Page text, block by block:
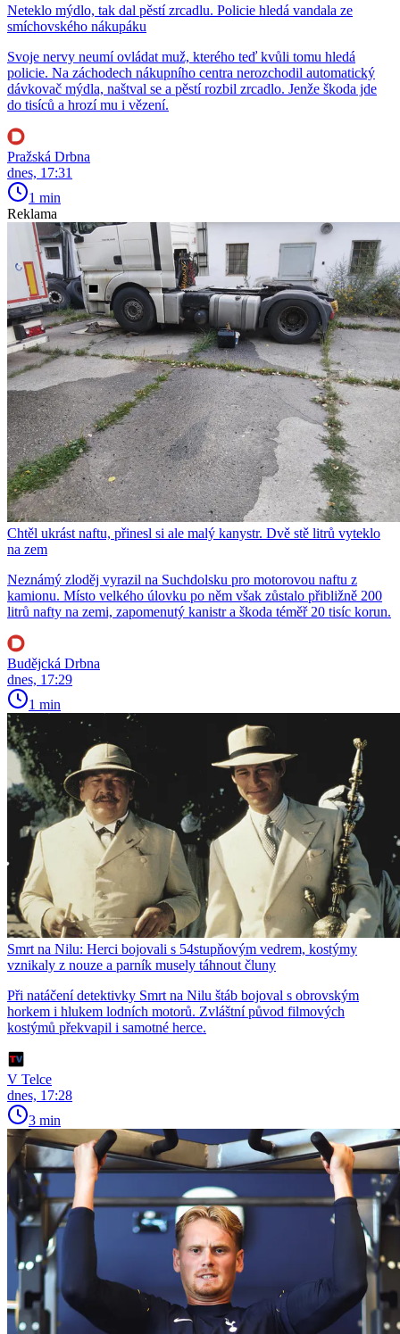
Neteklo mýdlo, tak dal pěstí zrcadlu. Policie hledá vandala ze
smíchovského nákupáku
Svoje nervy neumí ovládat muž, kterého teď kvůli tomu hledá
policie. Na záchodech nákupního centra nerozchodil automatický
dávkovač mýdla, naštval se a pěstí rozbil zrcadlo. Jenže škoda jde
do tisíců a hrozí mu i vězení.
Pražská Drbna
dnes, 17:31
1 min
Reklama
Chtěl ukrást naftu, přinesl si ale malý kanystr. Dvě stě litrů vyteklo
na zem
Neznámý zloděj vyrazil na Suchdolsku pro motorovou naftu z
kamionu. Místo velkého úlovku po něm však zůstalo přibližně 200
litrů nafty na zemi, zapomenutý kanistr a škoda téměř 20 tisíc korun.
Budějcká Drbna
dnes, 17:29
1 min
Smrt na Nilu: Herci bojovali s 54stupňovým vedrem, kostýmy
vznikaly z nouze a parník musely táhnout čluny
Při natáčení detektivky Smrt na Nilu štáb bojoval s obrovským
horkem i hlukem lodních motorů. Zvláštní původ filmových
kostýmů překvapil i samotné herce.
V Telce
dnes, 17:28
3 min